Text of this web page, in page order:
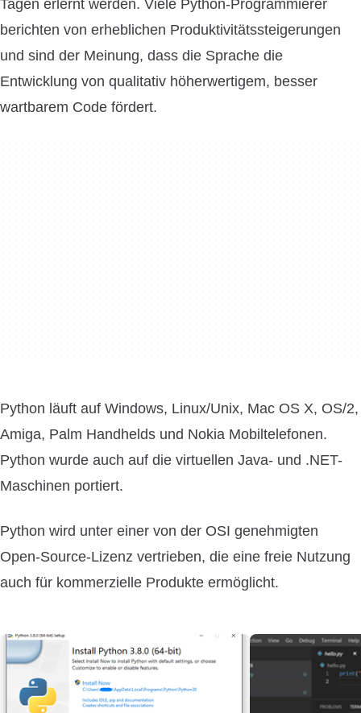
Tagen erlernt werden. Viele Python-Programmierer
berichten von erheblichen Produktivitätssteigerungen
und sind der Meinung, dass die Sprache die
Entwicklung von qualitativ höherwertigem, besser
wartbarem Code fördert.
Python läuft auf Windows, Linux/Unix, Mac OS X, OS/2,
Amiga, Palm Handhelds und Nokia Mobiltelefonen.
Python wurde auch auf die virtuellen Java- und .NET-
Maschinen portiert.
Python wird unter einer von der OSI genehmigten
Open-Source-Lizenz vertrieben, die eine freie Nutzung
auch für kommerzielle Produkte ermöglicht.